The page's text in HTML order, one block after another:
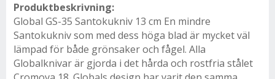
Produktbeskrivning:
Global GS-35 Santokukniv 13 cm En mindre
Santokukniv som med dess höga blad är mycket väl
lämpad för både grönsaker och fågel. Alla
Globalknivar är gjorda i det hårda och rostfria stålet